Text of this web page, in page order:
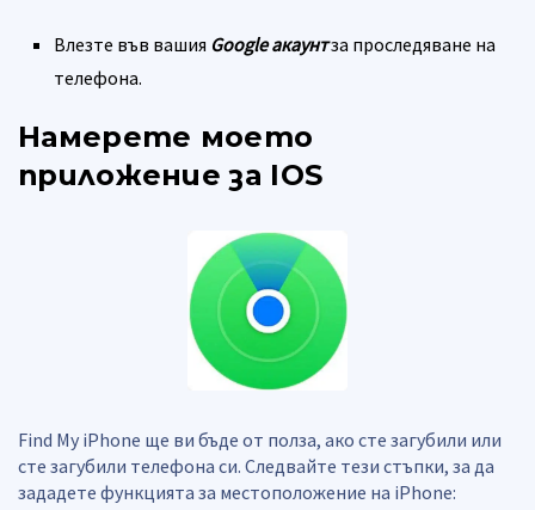
Влезте във вашия Google акаунтза проследяване на
телефона.
Намерете моето
приложение за IOS
Find My iPhone ще ви бъде от полза, ако сте загубили или
сте загубили телефона си. Следвайте тези стъпки, за да
зададете функцията за местоположение на iPhone: